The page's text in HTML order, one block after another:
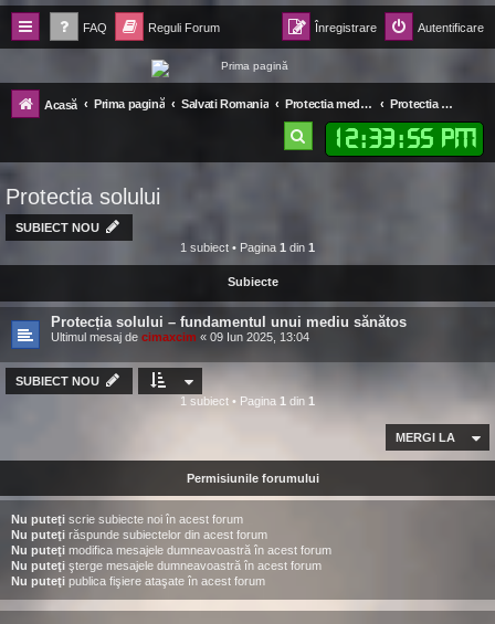
FAQ Reguli Forum Autentificare
Înregistrare
Forum Ecolomania™®
-= Idei pentru viitor =-
Acasă Prima pagină Salvati Romania Protectia mediului Protectia solului
12:33:56 PM
ă
Protectia solului
SUBIECT NOU
1 subiect • Pagina 1 din 1
Subiecte
Protecția solului – fundamentul unui mediu sănătos
Ultimul mesaj de cimaxcim « 09 Iun 2025, 13:04
SUBIECT NOU
1 subiect • Pagina 1 din 1
MERGI LA
Permisiunile forumului
Nu puteţi scrie subiecte noi în acest forum
Nu puteţi răspunde subiectelor din acest forum
Nu puteţi modifica mesajele dumneavoastră în acest forum
Nu puteţi şterge mesajele dumneavoastră în acest forum
Nu puteţi publica fişiere ataşate în acest forum